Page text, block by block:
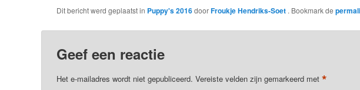
Dit bericht werd geplaatst in Puppy's 2016doorFroukje Hendriks-Soet . Bookmark de
Geef een reactie
Het e-mailadres wordt niet gepubliceerd. Vereiste velden zijn gemarkeerd met *